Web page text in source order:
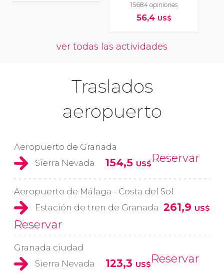
15684 opiniones
56,4 US$
ver todas las actividades
Traslados
aeropuerto
Aeropuerto de Granada
Sierra Nevada
154,5 US$Reservar
Aeropuerto de Málaga - Costa del Sol
Estación de tren de Granada 261,9 US$
Reservar
Granada ciudad
Sierra Nevada
123,3 US$Reservar